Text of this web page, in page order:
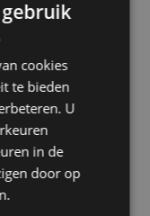
gids.
15 Kegels per
cookies
te bieden
U
in de
door op